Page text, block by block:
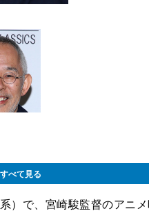
べて見る
で、宮崎駿監督のアニ